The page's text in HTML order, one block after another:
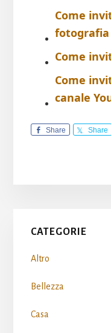
Come
fotografia​​
Come
Come
canale
Share Share
Primary
Sidebar
CATEGORIE
Altro
Bellezza
Casa